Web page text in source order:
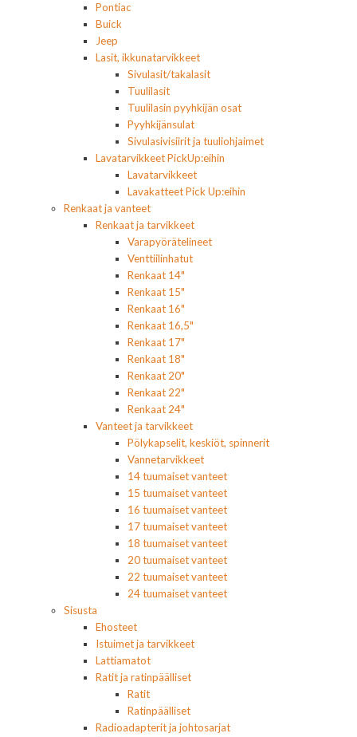
Pontiac
Buick
Jeep
Lasit, ikkunatarvikkeet
Sivulasit/takalasit
Tuulilasit
Tuulilasin pyyhkijän osat
Pyyhkijänsulat
Sivulasivisiirit ja tuuliohjaimet
Lavatarvikkeet PickUp:eihin
Lavatarvikkeet
Lavakatteet Pick Up:eihin
Renkaat ja vanteet
Renkaat ja tarvikkeet
Varapyörätelineet
Venttiilinhatut
Renkaat 14"
Renkaat 15"
Renkaat 16"
Renkaat 16,5"
Renkaat 17"
Renkaat 18"
Renkaat 20"
Renkaat 22"
Renkaat 24"
Vanteet ja tarvikkeet
Pölykapselit, keskiöt, spinnerit
Vannetarvikkeet
14 tuumaiset vanteet
15 tuumaiset vanteet
16 tuumaiset vanteet
17 tuumaiset vanteet
18 tuumaiset vanteet
20 tuumaiset vanteet
22 tuumaiset vanteet
24 tuumaiset vanteet
Sisusta
Ehosteet
Istuimet ja tarvikkeet
Lattiamatot
Ratit ja ratinpäälliset
Ratit
Ratinpäälliset
Radioadapterit ja johtosarjat